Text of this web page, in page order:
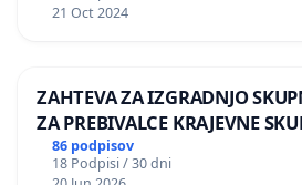
21 Oct 2024
ZAHTEVA ZA IZGRADNJO
ZA PREBIVALCE KRAJEVNE
PRESTRANEK
86 podpisov
18 Podpisi / 30 dni